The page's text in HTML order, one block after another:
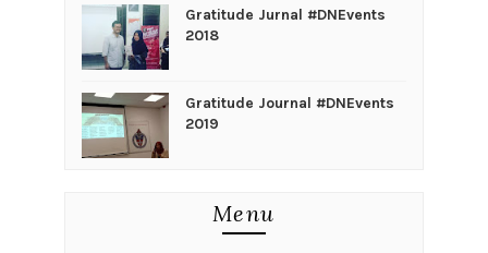
Gratitude Jurnal #DNEvents
2018
Gratitude Journal #DNEvents
2019
Menu